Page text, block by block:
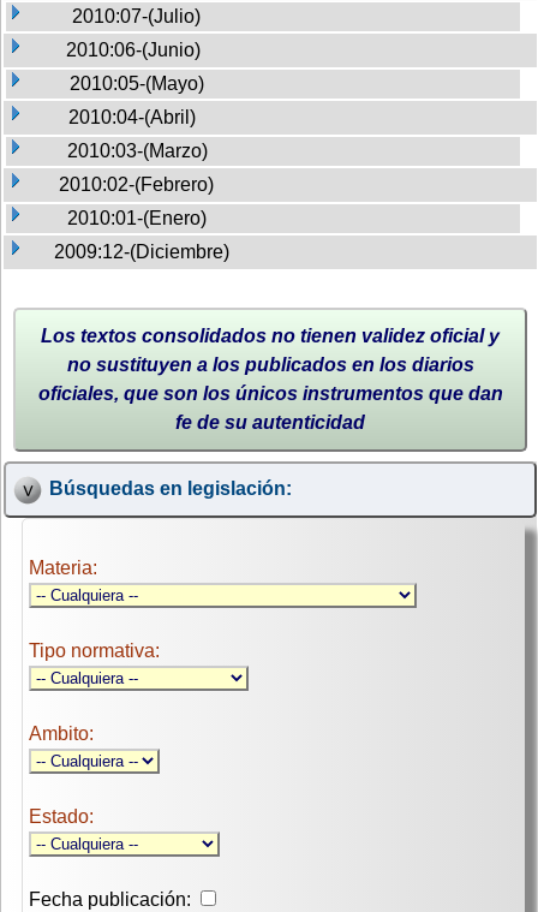
2010:07-(Julio)
2010:06-(Junio)
2010:05-(Mayo)
2010:04-(Abril)
2010:03-(Marzo)
2010:02-(Febrero)
2010:01-(Enero)
2009:12-(Diciembre)
Los textos consolidados no tienen validez oficial y
no sustituyen a los publicados en los diarios
oficiales, que son los únicos instrumentos que dan
fe de su autenticidad
Búsquedas en legislación:
Materia:
Tipo normativa:
Ambito:
Estado:
Fecha publicación: